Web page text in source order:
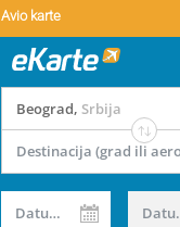
Avio karte
Beograd, Srbija
Destinacija (grad ili
Datum od